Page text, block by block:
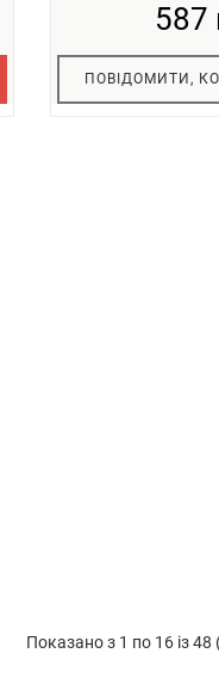
587
ПОВІДОМИТИ,
Показано з 1 по 16 із 48